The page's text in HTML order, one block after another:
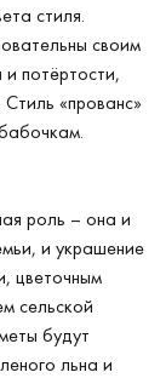
стиля.
своим
потёртости,
«прованс»
роль – она и
и украшение
цветочным
сельской
будут
льна и